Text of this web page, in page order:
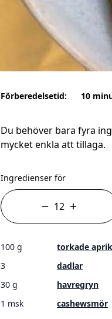
Förberedelsetid: 10
Du behöver bara fyra
mycket enkla att tillaga.
Ingredienser för
100 g
torkade
3
dadlar
30 g
havregryn
1 msk
cashewsmör